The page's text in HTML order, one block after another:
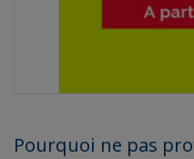
Pourquoi ne pas